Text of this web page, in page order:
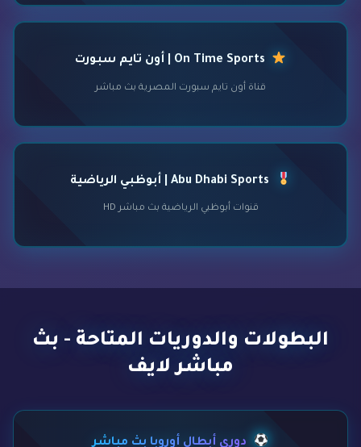
قناة أون تايم سبورت المصرية بث مباشر
قنوات أبوظبي الرياضية بث مباشر HD
البطولات والدوريات المتاحة - بث
مباشر لايف
دوري أبطال أوروبا بث مباشر